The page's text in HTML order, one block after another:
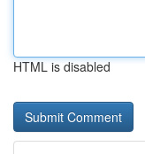
HTML is disabled